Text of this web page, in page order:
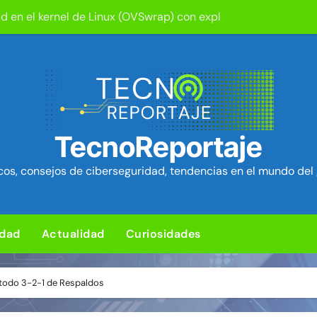
ya está disponible: Game Freak presenta su nuevo RPG
en cPanel permite ejecutar SQL como root (extra:
para sorprender con pocos ingredientes
ciberataques que interrumpen los servicios de agua en
84 fallos en los núcleos 4G y 5G, incluido un fallo de
Android baratos se hacen pasar por teléfonos y se
para subir un kit de herramientas de post-explotación a
TecnoReportaje
consejos de ciberseguridad, tendencias en el mundo
Actualidad Curiosidades
3-2-1 de Respaldos